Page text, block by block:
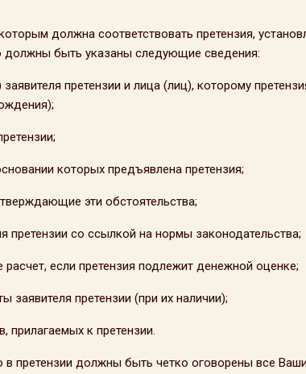
должна соответствовать претензия,
должны быть указаны следующие сведения:
претензии и лица (лиц), которому
которых предъявлена претензия;
эти обстоятельства;
претензии со ссылкой на нормы законодательства;
расчет, если претензия подлежит денежной оценке;
заявителя претензии (при их наличии);
прилагаемых к претензии.
в претензии должны быть четко оговорены все